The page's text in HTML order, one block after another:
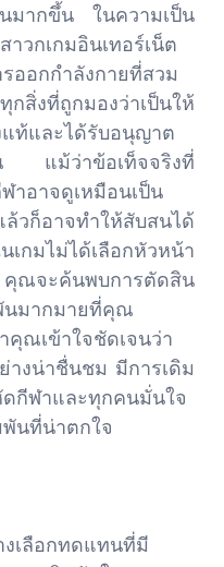
มากขึ้น ในความเป็น
วกเกมอินเทอร์เน็ต
ออกกำลังกายที่สวม
สิ่งที่ถูกมองว่าเป็นให้
แท้และได้รับอนุญาต
แม้ว่าข้อเท็จจริงที่
าอาจดูเหมือนเป็น
ก็อาจทำให้สับสนได้
กมไม่ได้เลือกหัวหน้า
ณจะค้นพบการตัดสิน
นมากมายที่คุณ
คุณเข้าใจชัดเจนว่า
างน่าชื่นชม มีการเดิม
กีฬาและทุกคนมั่นใจ
พันที่น่าตกใจ
เลือกทดแทนที่มี